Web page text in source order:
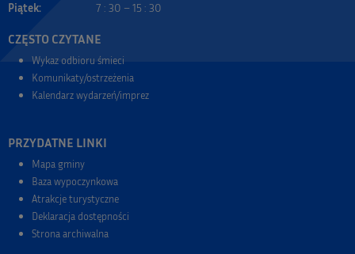
Piątek: 7 : 30 – 15 : 30
CZĘSTO CZYTANE
Wykaz odbioru śmieci
Komunikaty/ostrzeżenia
Kalendarz wydarzeń/imprez
PRZYDATNE LINKI
Mapa gminy
Baza wypoczynkowa
Atrakcje turystyczne
Deklaracja dostępności
Strona archiwalna